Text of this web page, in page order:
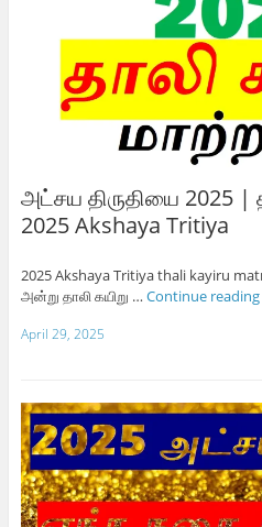
அட்சய திருதியை 2025 |
2025 Akshaya Tritiya
2025 Akshaya Tritiya thali kayiru
அன்று தாலி கயிறு … Continue reading
April 29, 2025